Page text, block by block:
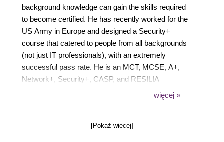
background knowledge can gain the skills required
to become certified. He has recently worked for the
US Army in Europe and designed a Security+
course that catered to people from all backgrounds
(not just IT professionals), with an extremely
successful pass rate. He is an MCT, MCSE, A+,
Network+, Security+, CASP, and RESILIA
practitioner that has worked with high-end training
when they opened their Bucharest Office in 2006.
więcej »
[Pokaż więcej]